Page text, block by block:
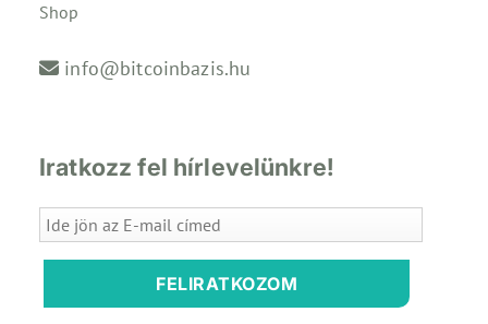
Shop
info@bitcoinbazis.hu
Iratkozz fel hírlevelünkre!
FELIRATKOZOM